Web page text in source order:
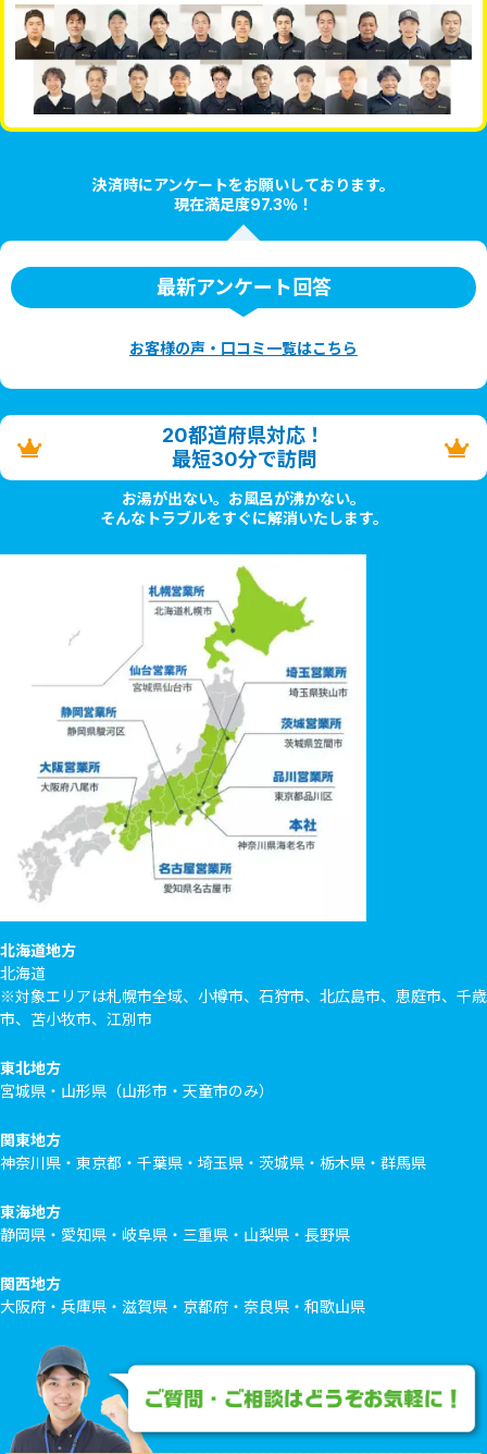
決済時にアンケートをお願いしております。
現在満足度97.3％！
最新アンケート回答
お客様の声・口コミ一覧はこちら
20都道府県対応！
最短30分で訪問
お湯が出ない。お風呂が沸かない。
そんなトラブルをすぐに解消いたします。
北海道地方
北海道
※対象エリアは札幌市全域、小樽市、石狩市、北広島市、恵庭市、千歳
市、苫小牧市、江別市
東北地方
宮城県・山形県（山形市・天童市のみ）
関東地方
神奈川県・東京都・千葉県・埼玉県・茨城県・栃木県・群馬県
東海地方
静岡県・愛知県・岐阜県・三重県・山梨県・長野県
関西地方
大阪府・兵庫県・滋賀県・京都府・奈良県・和歌山県